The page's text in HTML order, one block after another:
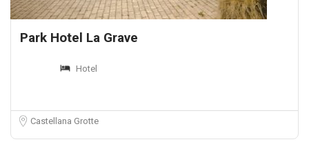
Park Hotel La Grave
Hotel
Castellana Grotte